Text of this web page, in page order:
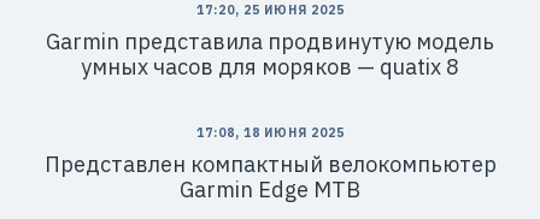
17:20, 25 ИЮНЯ 2025
Garmin представила продвинутую модель
умных часов для моряков — quatix 8
17:08, 18 ИЮНЯ 2025
Представлен компактный велокомпьютер
Garmin Edge MTB